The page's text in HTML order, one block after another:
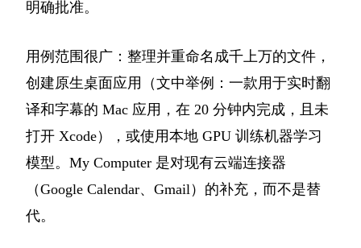
明确批准。
用例范围很广：整理并重命名成千上万的文件，
创建原生桌面应用（文中举例：一款用于实时翻
译和字幕的 Mac 应用，在 20 分钟内完成，且未
打开 Xcode），或使用本地 GPU 训练机器学习
模型。My Computer 是对现有云端连接器
（Google Calendar、Gmail）的补充，而不是替
代。